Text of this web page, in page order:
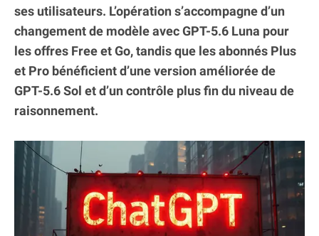
ses utilisateurs. L’opération s’accompagne d’un
changement de modèle avec GPT-5.6 Luna pour
les offres Free et Go, tandis que les abonnés Plus
et Pro bénéficient d’une version améliorée de
GPT-5.6 Sol et d’un contrôle plus fin du niveau de
raisonnement.